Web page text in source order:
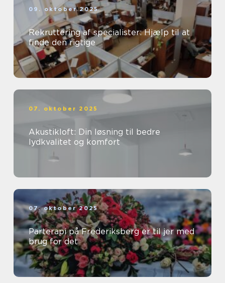
09. oktober 2025
Rekruttering af specialister: Hjælp til at
finde den rigtige
07. oktober 2025
Akustikloft: Din løsning til bedre
lydkvalitet og komfort
07. oktober 2025
Parterapi på Frederiksberg er til jer med
brug for det